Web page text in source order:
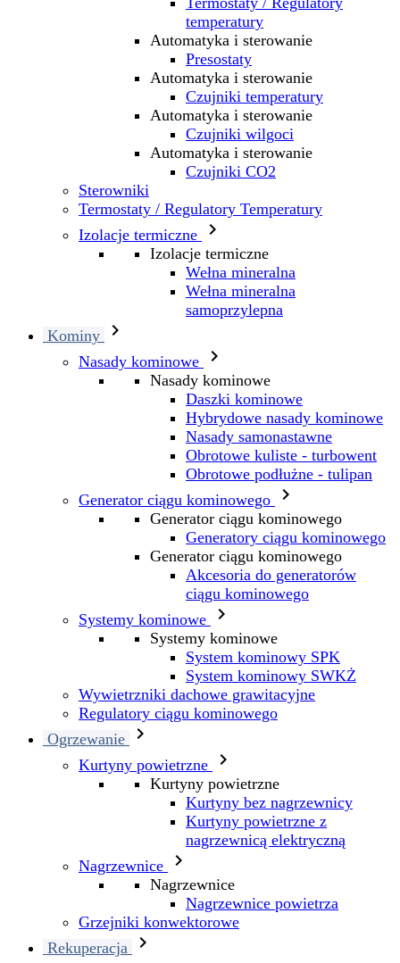
temperatury
Automatyka i sterowanie
Presostaty
Automatyka i sterowanie
Czujniki temperatury
Automatyka i sterowanie
Czujniki wilgoci
Automatyka i sterowanie
Czujniki CO2
Sterowniki
Termostaty / Regulatory Temperatury
Izolacje termiczne

Izolacje termiczne
Wełna mineralna
Wełna mineralna
samoprzylepna
Kominy

Nasady kominowe 
Nasady kominowe
Daszki kominowe
Hybrydowe nasady kominowe
Nasady samonastawne
Obrotowe kuliste - turbowent
Obrotowe podłużne - tulipan
Generator ciągu kominowego

Generator ciągu kominowego
Generatory ciągu kominowego
Generator ciągu kominowego
Akcesoria do generatorów
ciągu kominowego
Systemy kominowe

Systemy kominowe
System kominowy SPK
System kominowy SWKŻ
Wywietrzniki dachowe grawitacyjne
Regulatory ciągu kominowego
Ogrzewanie

Kurtyny powietrzne 
Kurtyny powietrzne
Kurtyny bez nagrzewnicy
Kurtyny powietrzne z
nagrzewnicą elektryczną
Nagrzewnice

Nagrzewnice
Nagrzewnice powietrza
Grzejniki konwektorowe
Rekuperacja
